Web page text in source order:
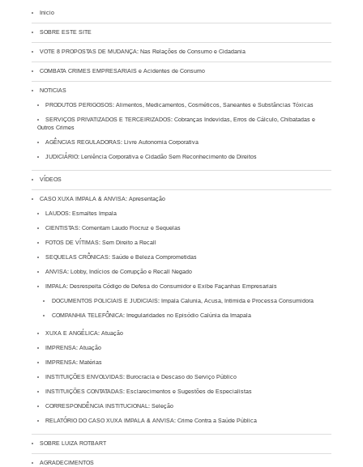
Inicio
SOBRE ESTE SITE
VOTE 8 PROPOSTAS DE MUDANÇA: Nas Relações de Consumo e Cidadania
COMBATA CRIMES EMPRESARIAIS e Acidentes de Consumo
NOTICIAS
PRODUTOS PERIGOSOS: Alimentos, Medicamentos, Cosméticos, Saneantes e Substâncias Tóxicas
SERVIÇOS PRIVATIZADOS E TERCEIRIZADOS: Cobranças Indevidas, Erros de Cálculo, Chibatadas e
Outros Crimes
AGÊNCIAS REGULADORAS: Livre Autonomia Corporativa
JUDICIÁRIO: Leniência Corporativa e Cidadão Sem Reconhecimento de Direitos
VÍDEOS
CASO XUXA IMPALA & ANVISA: Apresentação
LAUDOS: Esmaltes Impala
CIENTISTAS: Comentam Laudo Fiocruz e Sequelas
FOTOS DE VÍTIMAS: Sem Direito a Recall
SEQUELAS CRÔNICAS: Saúde e Beleza Comprometidas
ANVISA: Lobby, Indícios de Corrupção e Recall Negado
IMPALA: Desrespeita Código de Defesa do Consumidor e Exibe Façanhas Empresariais
DOCUMENTOS POLICIAIS E JUDICIAIS: Impala Calunia, Acusa, Intimida e Processa Consumidora
COMPANHIA TELEFÔNICA: Irregularidades no Episódio Calúnia da Imapala
XUXA E ANGÉLICA: Atuação
IMPRENSA: Atuação
IMPRENSA: Matérias
INSTITUIÇÕES ENVOLVIDAS: Burocracia e Descaso do Serviço Público
INSTITUIÇÕES CONTATADAS: Esclarecimentos e Sugestões de Especialistas
CORRESPONDÊNCIA INSTITUCIONAL: Seleção
RELATÓRIO DO CASO XUXA IMPALA & ANVISA: Crime Contra a Saúde Pública
SOBRE LUIZA ROTBART
AGRADECIMENTOS